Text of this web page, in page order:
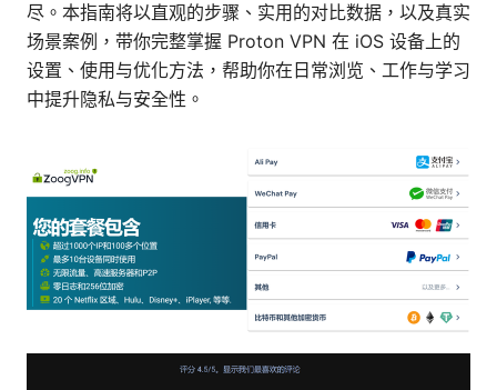
尽。本指南将以直观的步骤、实用的对比数据，以及真实
场景案例，带你完整掌握 Proton VPN 在 iOS 设备上的
设置、使用与优化方法，帮助你在日常浏览、工作与学习
中提升隐私与安全性。